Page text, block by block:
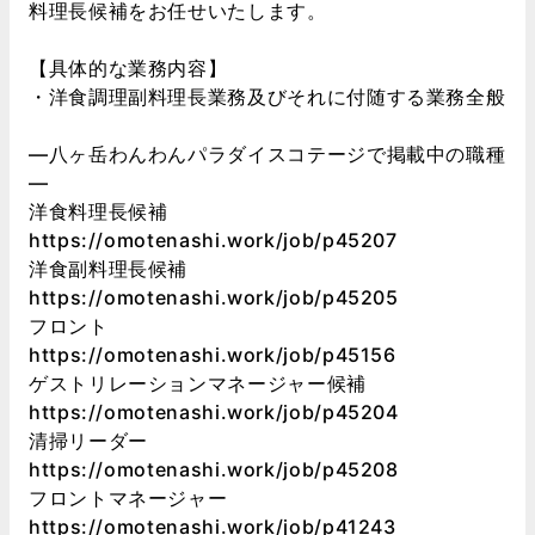
料理長候補をお任せいたします。
【具体的な業務内容】
・洋食調理副料理長業務及びそれに付随する業務全般
―八ヶ岳わんわんパラダイスコテージで掲載中の職種
―
洋食料理長候補
https://omotenashi.work/job/p45207
洋食副料理長候補
https://omotenashi.work/job/p45205
フロント
https://omotenashi.work/job/p45156
ゲストリレーションマネージャー候補
https://omotenashi.work/job/p45204
清掃リーダー
https://omotenashi.work/job/p45208
フロントマネージャー
https://omotenashi.work/job/p41243